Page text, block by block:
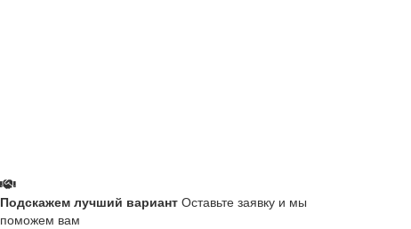
Подскажем лучший вариант Оставьте заявку и мы
поможем вам